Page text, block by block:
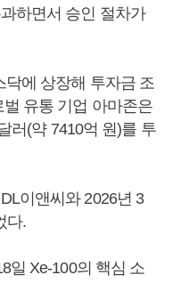
하면서 승인 절차가
닥에 상장해 투자금 조
유통 기업 아마존은
러(약 7410억 원)를 투
이앤씨와 2026년 3
다.
일 Xe-100의 핵심 소